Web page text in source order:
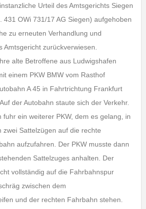
Urteil des Amtsgerichts Siegen
431 OWi 731/17 AG Siegen) aufgehoben
zu erneuten Verhandlung und
Amtsgericht zurückverwiesen.
alte Betroffene aus Ludwigshafen
einem PKW BMW vom Rasthof
A 45 in Fahrtrichtung Frankfurt
der Autobahn staute sich der Verkehr.
fuhr ein weiterer PKW, dem es gelang, in
zwei Sattelzügen auf die rechte
aufzufahren. Der PKW musste dann
Sattelzuges anhalten. Der
vollständig auf die Fahrbahnspur
zwischen dem
und der rechten Fahrbahn stehen.